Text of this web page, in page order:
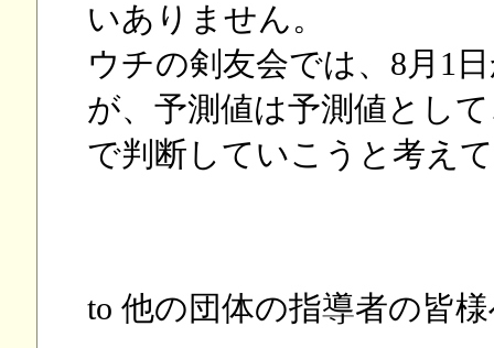
いありません。
ウチの剣友会では、8月1
が、予測値は予測値とし
で判断していこうと考え
to 他の団体の指導者の皆